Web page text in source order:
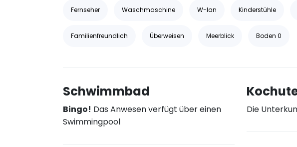
Fernseher Waschmaschine W-lan Kinderstühle
Familienfreundlich Überweisen Meerblick Boden 0
Schwimmbad
Bingo! Das Anwesen verfügt über einen
Swimmingpool
Die